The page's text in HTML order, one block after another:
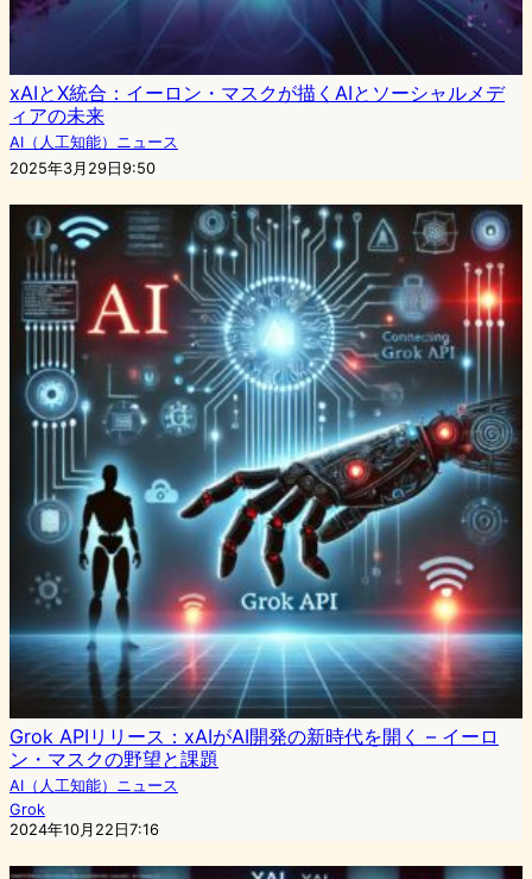
xAIとX統合：イーロン・マスクが描くAIとソーシャルメデ
ィアの未来
AI（人工知能）ニュース
2025年3月29日9:50
Grok APIリリース：xAIがAI開発の新時代を開く – イーロ
ン・マスクの野望と課題
AI（人工知能）ニュース
Grok
2024年10月22日7:16